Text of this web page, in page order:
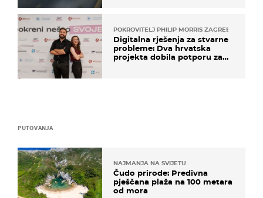
PUTOVANJA
NAJMANJA NA SVIJETU
Čudo prirode: Predivna
pješčana plaža na 100 metara
od mora
POKROVITELJ PHILIP MORRIS ZAGREB
Digitalna rješenja za stvarne
probleme: Dva hrvatska
projekta dobila potporu za